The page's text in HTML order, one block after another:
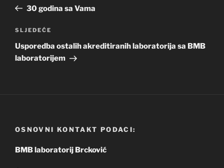
objava30 godina sa Vama
Sljedeća
objava
SLJEDEĆE
Usporedba ostalih akreditiranih laboratorija sa BMB
laboratorijem
OSNOVNI KONTAKT PODACI:
BMB laboratorij Brcković